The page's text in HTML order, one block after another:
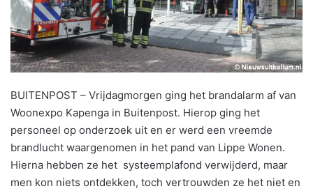
BUITENPOST – Vrijdagmorgen ging het brandalarm af van
Woonexpo Kapenga in Buitenpost. Hierop ging het
personeel op onderzoek uit en er werd een vreemde
brandlucht waargenomen in het pand van Lippe Wonen.
Hierna hebben ze het systeemplafond verwijderd, maar
men kon niets ontdekken, toch vertrouwden ze het niet en